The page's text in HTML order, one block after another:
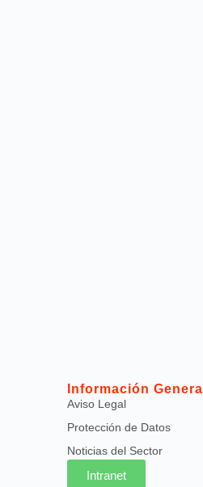
Información General
Aviso Legal
Protección de Datos
Noticias del Sector
Intranet